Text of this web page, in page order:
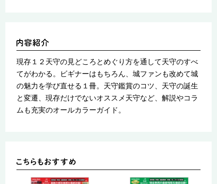
現存１２天守の見どころとめぐり方を通して天守のすべ
てがわかる。ビギナーはもちろん、城ファンも改めて城
の魅力を学び直せる１冊。天守鑑賞のコツ、天守の誕生
と変遷、現存だけでないオススメ天守など、解説やコラ
ムも充実のオールカラーガイド。